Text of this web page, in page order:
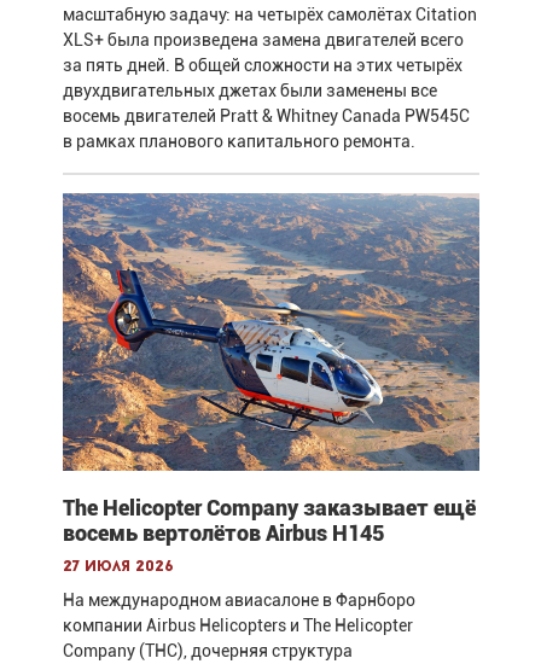
масштабную задачу: на четырёх самолётах Citation
XLS+ была произведена замена двигателей всего
за пять дней. В общей сложности на этих четырёх
двухдвигательных джетах были заменены все
восемь двигателей Pratt & Whitney Canada PW545C
в рамках планового капитального ремонта.
The Helicopter Company заказывает ещё
восемь вертолётов Airbus H145
27 июля 2026
На международном авиасалоне в Фарнборо
компании Airbus Helicopters и The Helicopter
Company (THC), дочерняя структура